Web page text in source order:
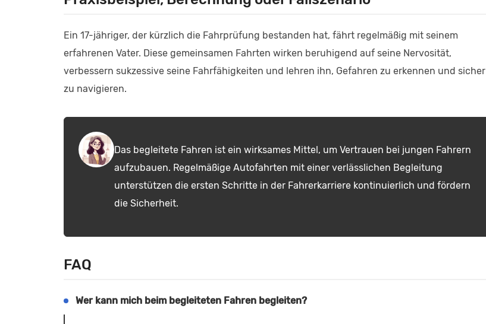
Ein 17-jähriger, der kürzlich die Fahrprüfung bestanden hat, fährt regelmäßig mit seinem
erfahrenen Vater. Diese gemeinsamen Fahrten wirken beruhigend auf seine Nervosität,
verbessern sukzessive seine Fahrfähigkeiten und lehren ihn, Gefahren zu erkennen und sicher
zu navigieren.
Das begleitete Fahren ist ein wirksames Mittel, um Vertrauen bei jungen Fahrern
aufzubauen. Regelmäßige Autofahrten mit einer verlässlichen Begleitung
unterstützen die ersten Schritte in der Fahrerkarriere kontinuierlich und fördern
die Sicherheit.
FAQ
Wer kann mich beim begleiteten Fahren begleiten?